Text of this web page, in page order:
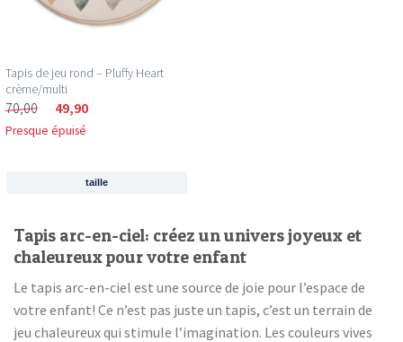
Tapis de jeu rond – Pluffy Heart
crème/multi
70,00 49,90
Presque épuisé
taille
Tapis arc-en-ciel: créez un univers joyeux et
chaleureux pour votre enfant
Le tapis arc-en-ciel est une source de joie pour l’espace de
votre enfant! Ce n’est pas juste un tapis, c’est un terrain de
jeu chaleureux qui stimule l’imagination. Les couleurs vives